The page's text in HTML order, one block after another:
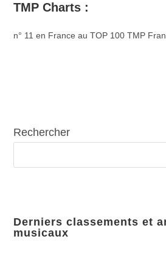
TMP Charts :
n° 11 en France au TOP 100 TMP
Rechercher
Derniers classements et
musicaux